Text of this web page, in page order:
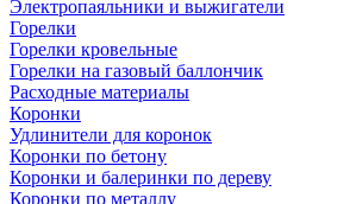
Электропаяльники и выжигатели
Горелки
Горелки кровельные
Горелки на газовый баллончик
Расходные материалы
Коронки
Удлинители для коронок
Коронки по бетону
Коронки и балеринки по дереву
Коронки по металлу